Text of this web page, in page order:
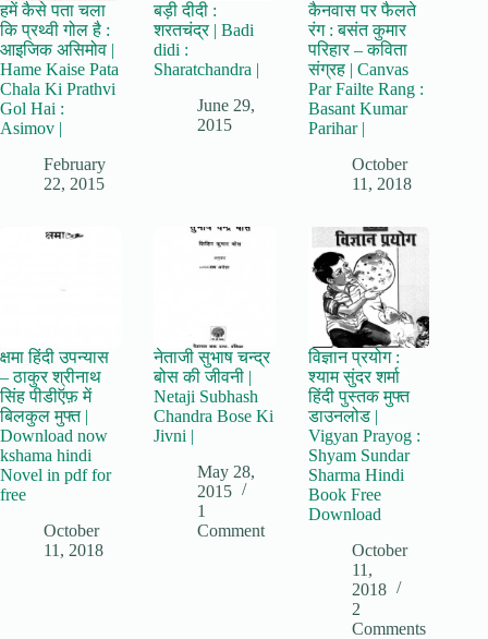
हमें कैसे पता चला
कि प्रथ्वी गोल है :
आइजिक असिमोव |
Hame Kaise Pata
Chala Ki Prathvi
Gol Hai :
Asimov |
February
22, 2015
बड़ी दीदी :
शरतचंद्र | Badi
didi :
Sharatchandra |
June 29,
2015
कैनवास पर फैलते
रंग : बसंत कुमार
परिहार – कविता
संग्रह | Canvas
Par Failte Rang :
Basant Kumar
Parihar |
October
11, 2018
क्षमा हिंदी उपन्यास
– ठाकुर श्रीनाथ
सिंह पीडीऍफ़ में
बिलकुल मुफ्त |
Download now
kshama hindi
Novel in pdf for
free
October
11, 2018
नेताजी सुभाष चन्द्र
बोस की जीवनी |
Netaji Subhash
Chandra Bose Ki
Jivni |
May 28,
2015
1
Comment
विज्ञान प्रयोग :
श्याम सुंदर शर्मा
हिंदी पुस्तक मुफ्त
डाउनलोड |
Vigyan Prayog :
Shyam Sundar
Sharma Hindi
Book Free
Download
October
11,
2018
2
Comments